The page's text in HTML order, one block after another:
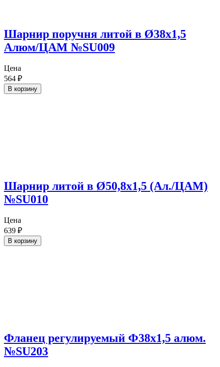
Шарнир поручня литой в Ø38х1,5
Алюм/ЦАМ №SU009
Цена
564 ₽
В корзину
Шарнир литой в Ø50,8х1,5 (Ал./ЦАМ)
№SU010
Цена
639 ₽
В корзину
Фланец регулируемый Ф38х1,5 алюм.
№SU203